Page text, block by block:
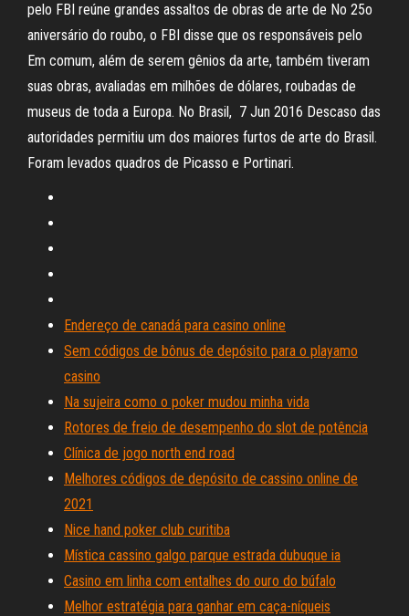
pelo FBI reúne grandes assaltos de obras de arte de No 25o
aniversário do roubo, o FBI disse que os responsáveis pelo
Em comum, além de serem gênios da arte, também tiveram
suas obras, avaliadas em milhões de dólares, roubadas de
museus de toda a Europa. No Brasil, 7 Jun 2016 Descaso das
autoridades permitiu um dos maiores furtos de arte do Brasil.
Foram levados quadros de Picasso e Portinari.
Endereço de canadá para casino online
Sem códigos de bônus de depósito para o playamo
casino
Na sujeira como o poker mudou minha vida
Rotores de freio de desempenho do slot de potência
Clínica de jogo north end road
Melhores códigos de depósito de cassino online de
2021
Nice hand poker club curitiba
Mística cassino galgo parque estrada dubuque ia
Casino em linha com entalhes do ouro do búfalo
Melhor estratégia para ganhar em caça-níqueis